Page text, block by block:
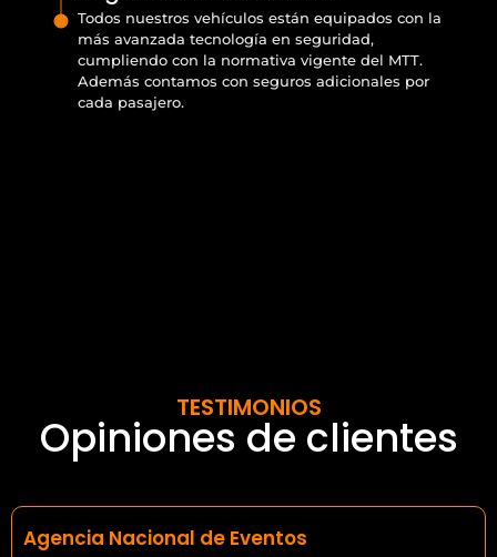
Todos nuestros vehículos están equipados con la
más avanzada tecnología en seguridad,
cumpliendo con la normativa vigente del MTT.
Además contamos con seguros adicionales por
cada pasajero.
TESTIMONIOS
Opiniones de clientes
Agencia Nacional de Eventos